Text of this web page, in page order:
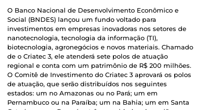
O Banco Nacional de Desenvolvimento Econômico e
Social (BNDES) lançou um fundo voltado para
investimentos em empresas inovadoras nos setores de
nanotecnologia, tecnologia da informação (TI),
biotecnologia, agronegócios e novos materiais. Chamado
de o Criatec 3, ele atenderá sete polos de atuação
regional e conta com um patrimônio de R$ 200 milhões.
O Comitê de Investimento do Criatec 3 aprovará os polos
de atuação, que serão distribuídos nos seguintes
estados: um no Amazonas ou no Pará; um em
Pernambuco ou na Paraíba; um na Bahia; um em Santa